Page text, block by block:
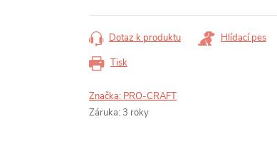
Tisk
Dotaz k produktu Hlídací pes
Značka: PRO-CRAFT
Záruka: 3 roky